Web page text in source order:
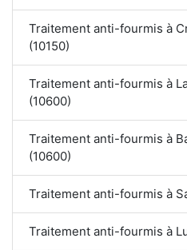
Traitement anti-fourmis à
(10150)
Traitement anti-fourmis à
(10600)
Traitement anti-fourmis à
(10600)
Traitement anti-fourmis à
Traitement anti-fourmis à